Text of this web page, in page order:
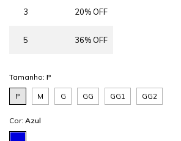
3 20% OFF
5 36% OFF
Tamanho: P
P M G GG GG1 GG2
Cor: Azul